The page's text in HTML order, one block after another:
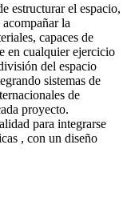
estructurar el espacio,
la
capaces de
en cualquier ejercicio
del espacio
sistemas de
de
proyecto.
para integrarse
, con un diseño